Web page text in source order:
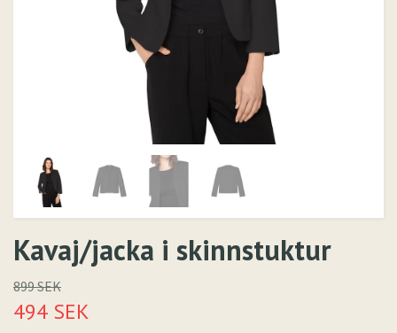
Kavaj/jacka i skinnstuktur
899 SEK
494 SEK